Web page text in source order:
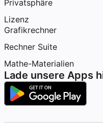
Privatsphäre
Lizenz
Grafikrechner
Rechner Suite
Mathe-Materialien
Lade unsere Apps